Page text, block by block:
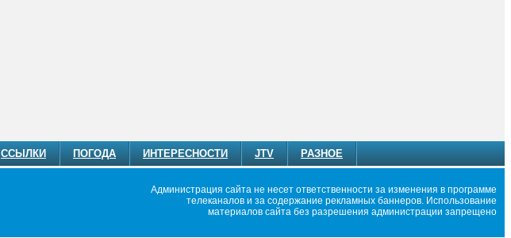
ССЫЛКИ ПОГОДА ИНТЕРЕСНОСТИ JTV РАЗНОЕ
Администрация сайта не несет ответственности за изменения в программе
телеканалов и за содержание рекламных баннеров. Использование
материалов сайта без разрешения администрации запрещено